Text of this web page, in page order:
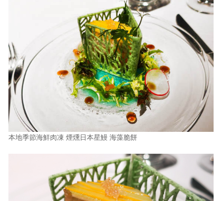
本地季節海鮮肉凍 煙燻日本星鰻 海藻脆餅